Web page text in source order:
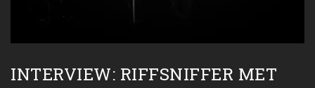
INTERVIEW: RIFFSNIFFER MET